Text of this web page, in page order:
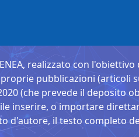
realizzato con
pubblicazioni
(che prevede il deposito
inserire, o importare
d'autore, il testo completo